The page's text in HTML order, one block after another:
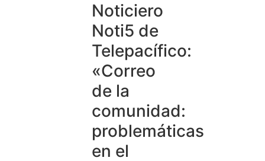
Noticiero
Noti5 de
Telepacífico:
«Correo
de la
comunidad:
problemáticas
en el